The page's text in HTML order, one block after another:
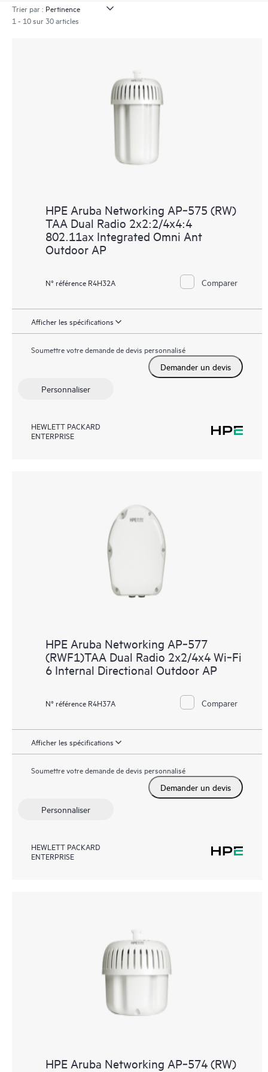
Trier par :
1 - 10 sur 30 articles
HPE Aruba Networking AP‑575 (RW)
TAA Dual Radio 2x2:2/4x4:4
802.11ax Integrated Omni Ant
Outdoor AP
N° référence R4H32A Comparer
Afficher les spécifications
Soumettre votre demande de devis personnalisé
Demander un devis
Personnaliser
HEWLETT PACKARD
ENTERPRISE
HPE Aruba Networking AP‑577
(RWF1)TAA Dual Radio 2x2/4x4 Wi‑Fi
6 Internal Directional Outdoor AP
N° référence R4H37A Comparer
Afficher les spécifications
Soumettre votre demande de devis personnalisé
Demander un devis
Personnaliser
HEWLETT PACKARD
ENTERPRISE
HPE Aruba Networking AP‑574 (RW)